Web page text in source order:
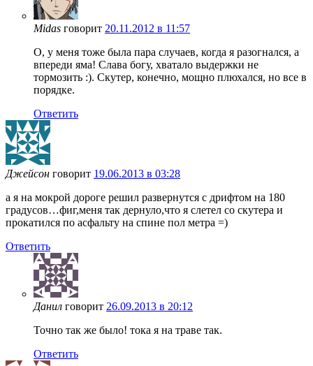
Midas говорит 20.11.2012 в 11:57
О, у меня тоже была пара случаев, когда я разогнался, а
впереди яма! Слава богу, хватало выдержки не
тормозить :). Скутер, конечно, мощно плюхался, но все в
порядке.
Ответить
Джейсон говорит 19.06.2013 в 03:28
а я на мокрой дороге решил развернутся с дрифтом на 180
градусов…фиг,меня так дернуло,что я слетел со скутера и
прокатился по асфальту на спине пол метра =)
Ответить
Данил говорит 26.09.2013 в 20:12
Точно так же было! тока я на траве так.
Ответить